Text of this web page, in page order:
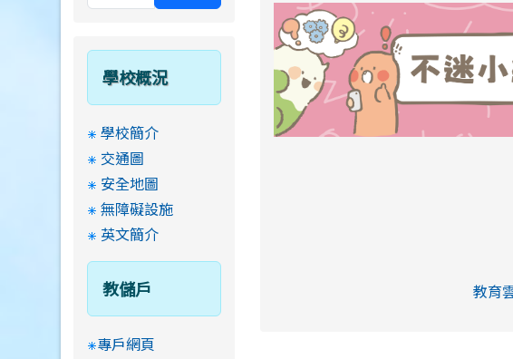
link
教育
學校概況
學校簡介
交通圖
安全地圖
無障礙設施
英文簡介
教儲戶
專戶網頁